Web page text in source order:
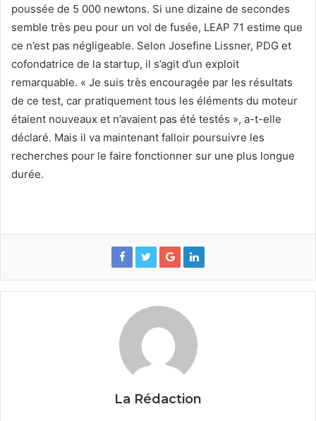
poussée de 5 000 newtons. Si une dizaine de secondes
semble très peu pour un vol de fusée, LEAP 71 estime que
ce n’est pas négligeable. Selon Josefine Lissner, PDG et
cofondatrice de la startup, il s’agit d’un exploit
remarquable. « Je suis très encouragée par les résultats
de ce test, car pratiquement tous les éléments du moteur
étaient nouveaux et n’avaient pas été testés », a-t-elle
déclaré. Mais il va maintenant falloir poursuivre les
recherches pour le faire fonctionner sur une plus longue
durée.
La Rédaction